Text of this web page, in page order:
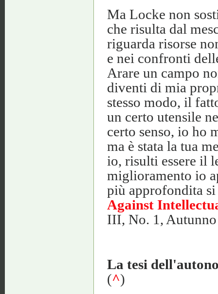
Ma Locke non
che risulta dal
riguarda risorse
e nei confronti
Arare un campo
diventi di mia
stesso modo, il
un certo utensile
certo senso, io ho
ma è stata la tua
io, risulti essere il
miglioramento io
più approfondita
Against
III, No. 1,
La tesi
(^)